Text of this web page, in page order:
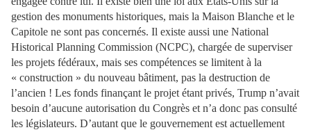
gestion des monuments historiques, mais la Maison Blanche et le
Capitole ne sont pas concernés. Il existe aussi une National
Historical Planning Commission (NCPC), chargée de superviser
les projets fédéraux, mais ses compétences se limitent à la
« construction » du nouveau bâtiment, pas la destruction de
l’ancien ! Les fonds finançant le projet étant privés, Trump n’avait
besoin d’aucune autorisation du Congrès et n’a donc pas consulté
les législateurs. D’autant que le gouvernement est actuellement